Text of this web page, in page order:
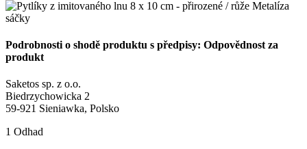
Podrobnosti o shodě produktu s předpisy: Odpovědnost za
produkt
Saketos sp. z o.o.
Biedrzychowicka 2
59-921 Sieniawka, Polsko
1 Odhad